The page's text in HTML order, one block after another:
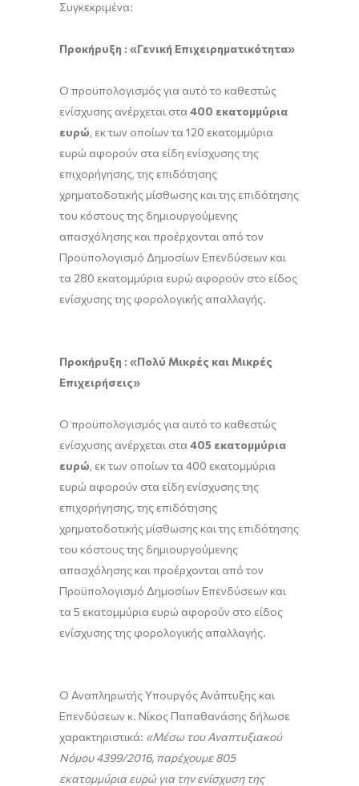
Συγκεκριμένα:
Προκήρυξη : «Γενική Επιχειρηματικότητα»
Ο προϋπολογισμός για αυτό το καθεστώς
ενίσχυσης ανέρχεται στα 400 εκατομμύρια
ευρώ, εκ των οποίων τα 120 εκατομμύρια
ευρώ αφορούν στα είδη ενίσχυσης της
επιχορήγησης, της επιδότησης
χρηματοδοτικής μίσθωσης και της επιδότησης
του κόστους της δημιουργούμενης
απασχόλησης και προέρχονται από τον
Προϋπολογισμό Δημοσίων Επενδύσεων και
τα 280 εκατομμύρια ευρώ αφορούν στο είδος
ενίσχυσης της φορολογικής απαλλαγής.
Προκήρυξη : «Πολύ Μικρές και Μικρές
Επιχειρήσεις»
Ο προϋπολογισμός για αυτό το καθεστώς
ενίσχυσης ανέρχεται στα 405 εκατομμύρια
ευρώ, εκ των οποίων τα 400 εκατομμύρια
ευρώ αφορούν στα είδη ενίσχυσης της
επιχορήγησης, της επιδότησης
χρηματοδοτικής μίσθωσης και της επιδότησης
του κόστους της δημιουργούμενης
απασχόλησης και προέρχονται από τον
Προϋπολογισμό Δημοσίων Επενδύσεων και
τα 5 εκατομμύρια ευρώ αφορούν στο είδος
ενίσχυσης της φορολογικής απαλλαγής.
Ο Αναπληρωτής Υπουργός Ανάπτυξης και
Επενδύσεων κ. Νίκος Παπαθανάσης δήλωσε
χαρακτηριστικά: «Μέσω του Αναπτυξιακού
Νόμου 4399/2016, παρέχουμε 805
εκατομμύρια ευρώ για την ενίσχυση της